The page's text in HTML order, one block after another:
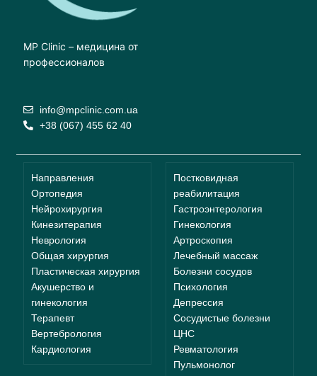
MP Clinic – медицина от
профессионалов
info@mpclinic.com.ua
+38 (067) 455 62 40
Направления
Ортопедия
Нейрохирургия
Кинезитерапия
Неврология
Общая хирургия
Пластическая хирургия
Акушерство и
гинекология
Терапевт
Вертебрология
Кардиология
Постковидная
реабилитация
Гастроэнтерология
Гинекология
Артроскопия
Лечебный массаж
Болезни сосудов
Психология
Депрессия
Сосудистые болезни
ЦНС
Ревматология
Пульмонолог